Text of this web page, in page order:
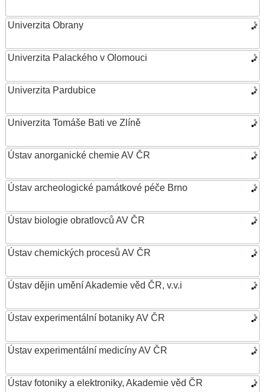
Univerzita Obrany
Univerzita Palackého v Olomouci
Univerzita Pardubice
Univerzita Tomáše Bati ve Zlíně
Ústav anorganické chemie AV ČR
Ústav archeologické památkové péče Brno
Ústav biologie obratlovců AV ČR
Ústav chemických procesů AV ČR
Ústav dějin umění Akademie věd ČR, v.v.i
Ústav experimentální botaniky AV ČR
Ústav experimentální medicíny AV ČR
Ústav fotoniky a elektroniky, Akademie věd ČR